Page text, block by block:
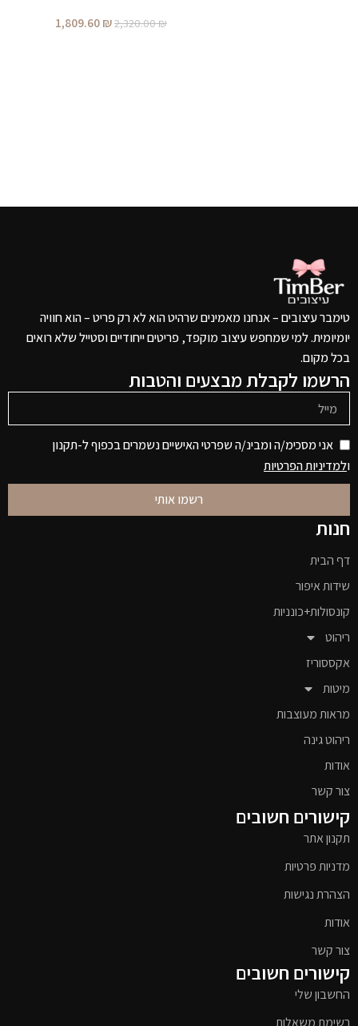
2,320.00₪
1,809.60₪
טימבר עיצובים – אנחנו מאמינים שרהיט הוא לא רק פריט – הוא חוויה
יומיומית. למי שמחפש עיצוב מוקפד, פריטים ייחודיים וסטייל שלא רואים
בכל מקום.
הרשמו לקבלת מבצעים והטבות
אני מסכימ/ה ומבינ/ה שפרטי האישיים נשמרים בכפוף ל-תקנון
ולמדיניות הפרטיות
רשמו אותי
חנות
דף הבית
שידות איפור
קונסולות+כונניות
ריהוט
אקססוריז
מיטות
מראות מעוצבות
ריהוט גינה
אודות
צור קשר
קישורים חשובים
תקנון אתר
מדניות פרטיות
הצהרת נגישות
אודות
צור קשר
קישורים חשובים
החשבון שלי
רשימת משאלות